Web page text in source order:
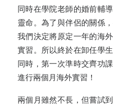
同時在學院老師的婚前輔
靈命。為了與伴侶的關係
我們決定將原定一年的海
實習。所以終於在卸任學
同時，第一次準時交齊功
進行兩個月海外實習！
兩個月雖然不長，但嘗試